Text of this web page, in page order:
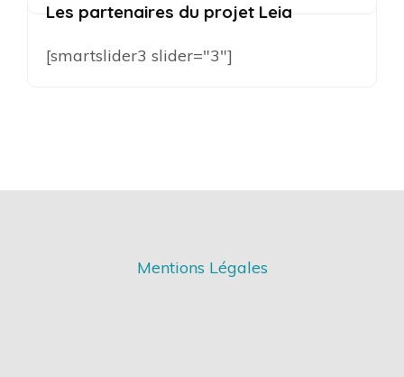
Les partenaires du projet Leia
[smartslider3 slider="3"]
Mentions Légales